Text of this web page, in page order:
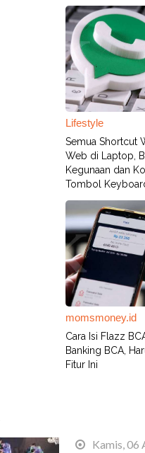
Lifestyle
Semua Shortcut
Web di Laptop,
Kegunaan dan
Tombol
momsmoney.id
Cara Isi Flazz
Banking BCA,
Fitur Ini
Kamis, 06